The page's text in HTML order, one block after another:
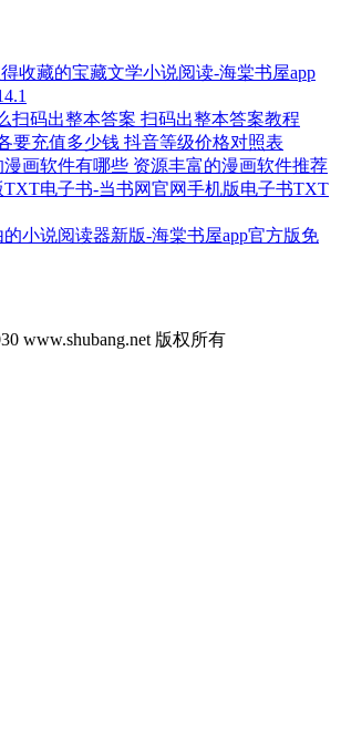
收藏的宝藏文学小说阅读-海棠书屋app
扫码出整本答案 扫码出整本答案教程
要充值多少钱 抖音等级价格对照表
画软件有哪些 资源丰富的漫画软件推荐
TXT电子书-当书网官网手机版电子书TXT
小说阅读器新版-海棠书屋app官方版免
www.shubang.net 版权所有